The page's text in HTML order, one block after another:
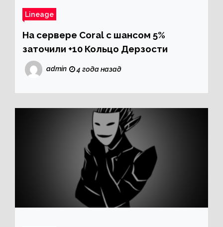
Lineage
На сервере Coral с шансом 5%
заточили +10 Кольцо Дерзости
admin 4 года назад